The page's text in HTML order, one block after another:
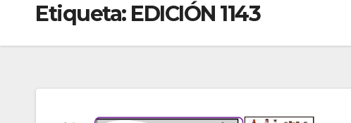
Etiqueta: EDICIÓN 1143